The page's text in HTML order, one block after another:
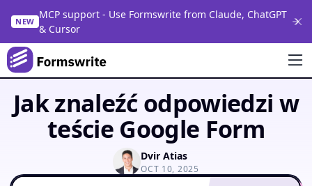
NEW
MCP support - Use Formswrite from Claude, ChatGPT
& Cursor
Jak znaleźć odpowiedzi w
teście Google Form
Dvir Atias
OCT 10, 2025